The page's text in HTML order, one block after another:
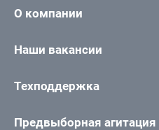
О компании
Наши вакансии
Техподдержка
Предвыборная агитация